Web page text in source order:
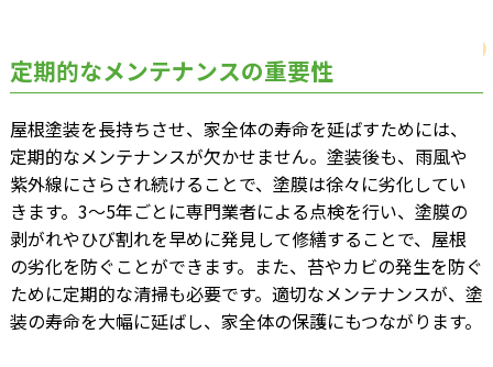
定期的なメンテナンスの重要性
屋根塗装を長持ちさせ、家全体の寿命を延ばすためには、
定期的なメンテナンスが欠かせません。塗装後も、雨風や
紫外線にさらされ続けることで、塗膜は徐々に劣化してい
きます。3～5年ごとに専門業者による点検を行い、塗膜の
剥がれやひび割れを早めに発見して修繕することで、屋根
の劣化を防ぐことができます。また、苔やカビの発生を防ぐ
ために定期的な清掃も必要です。適切なメンテナンスが、塗
装の寿命を大幅に延ばし、家全体の保護にもつながります。